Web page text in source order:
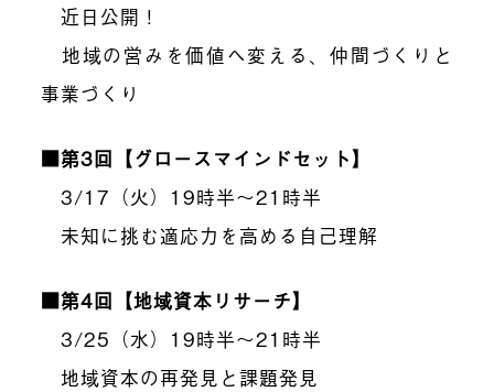
近日公開！
地域の営みを価値へ変える、仲間づくりと
事業づくり
■第3回【グロースマインドセット】
3/17（火） 19時半〜21時半
未知に挑む適応力を高める自己理解
■第4回【地域資本リサーチ】
3/25（水）19時半〜21時半
地域資本の再発見と課題発見